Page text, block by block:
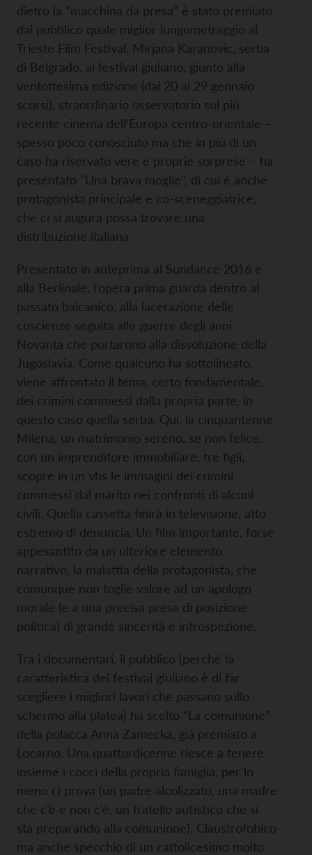
dietro la “macchina da presa” è stato premiato
dal pubblico quale miglior lungometraggio al
Trieste Film Festival. Mirjana Karanovic, serba
di Belgrado, al festival giuliano, giunto alla
ventottesima edizione (dal 20 al 29 gennaio
scorsi), straordinario osservatorio sul più
recente cinema dell’Europa centro-orientale –
spesso poco conosciuto ma che in più di un
caso ha riservato vere e proprie sorprese – ha
presentato “Una brava moglie”, di cui è anche
protagonista principale e co-sceneggiatrice,
che ci si augura possa trovare una
distribuzione italiana.
Presentato in anteprima al Sundance 2016 e
alla Berlinale, l’opera prima guarda dentro al
passato balcanico, alla lacerazione delle
coscienze seguita alle guerre degli anni
Novanta che portarono alla dissoluzione della
Jugoslavia. Come qualcuno ha sottolineato,
viene affrontato il tema, certo fondamentale,
dei crimini commessi dalla propria parte, in
questo caso quella serba. Qui, la cinquantenne
Milena, un matrimonio sereno, se non felice,
con un imprenditore immobiliare, tre figli,
scopre in un vhs le immagini dei crimini
commessi dal marito nei confronti di alcuni
civili. Quella cassetta finirà in televisione, atto
estremo di denuncia. Un film importante, forse
appesantito da un ulteriore elemento
narrativo, la malattia della protagonista, che
comunque non toglie valore ad un apologo
morale (e a una precisa presa di posizione
politica) di grande sincerità e introspezione.
Tra i documentari, il pubblico (perché la
caratteristica del festival giuliano è di far
scegliere i migliori lavori che passano sullo
schermo alla platea) ha scelto “La comunione”
della polacca Anna Zamecka, già premiato a
Locarno. Una quattordicenne riesce a tenere
insieme i cocci della propria famiglia, per lo
meno ci prova (un padre alcolizzato, una madre
che c’è e non c’è, un fratello autistico che si
sta preparando alla comunione). Claustrofobico
ma anche specchio di un cattolicesimo molto